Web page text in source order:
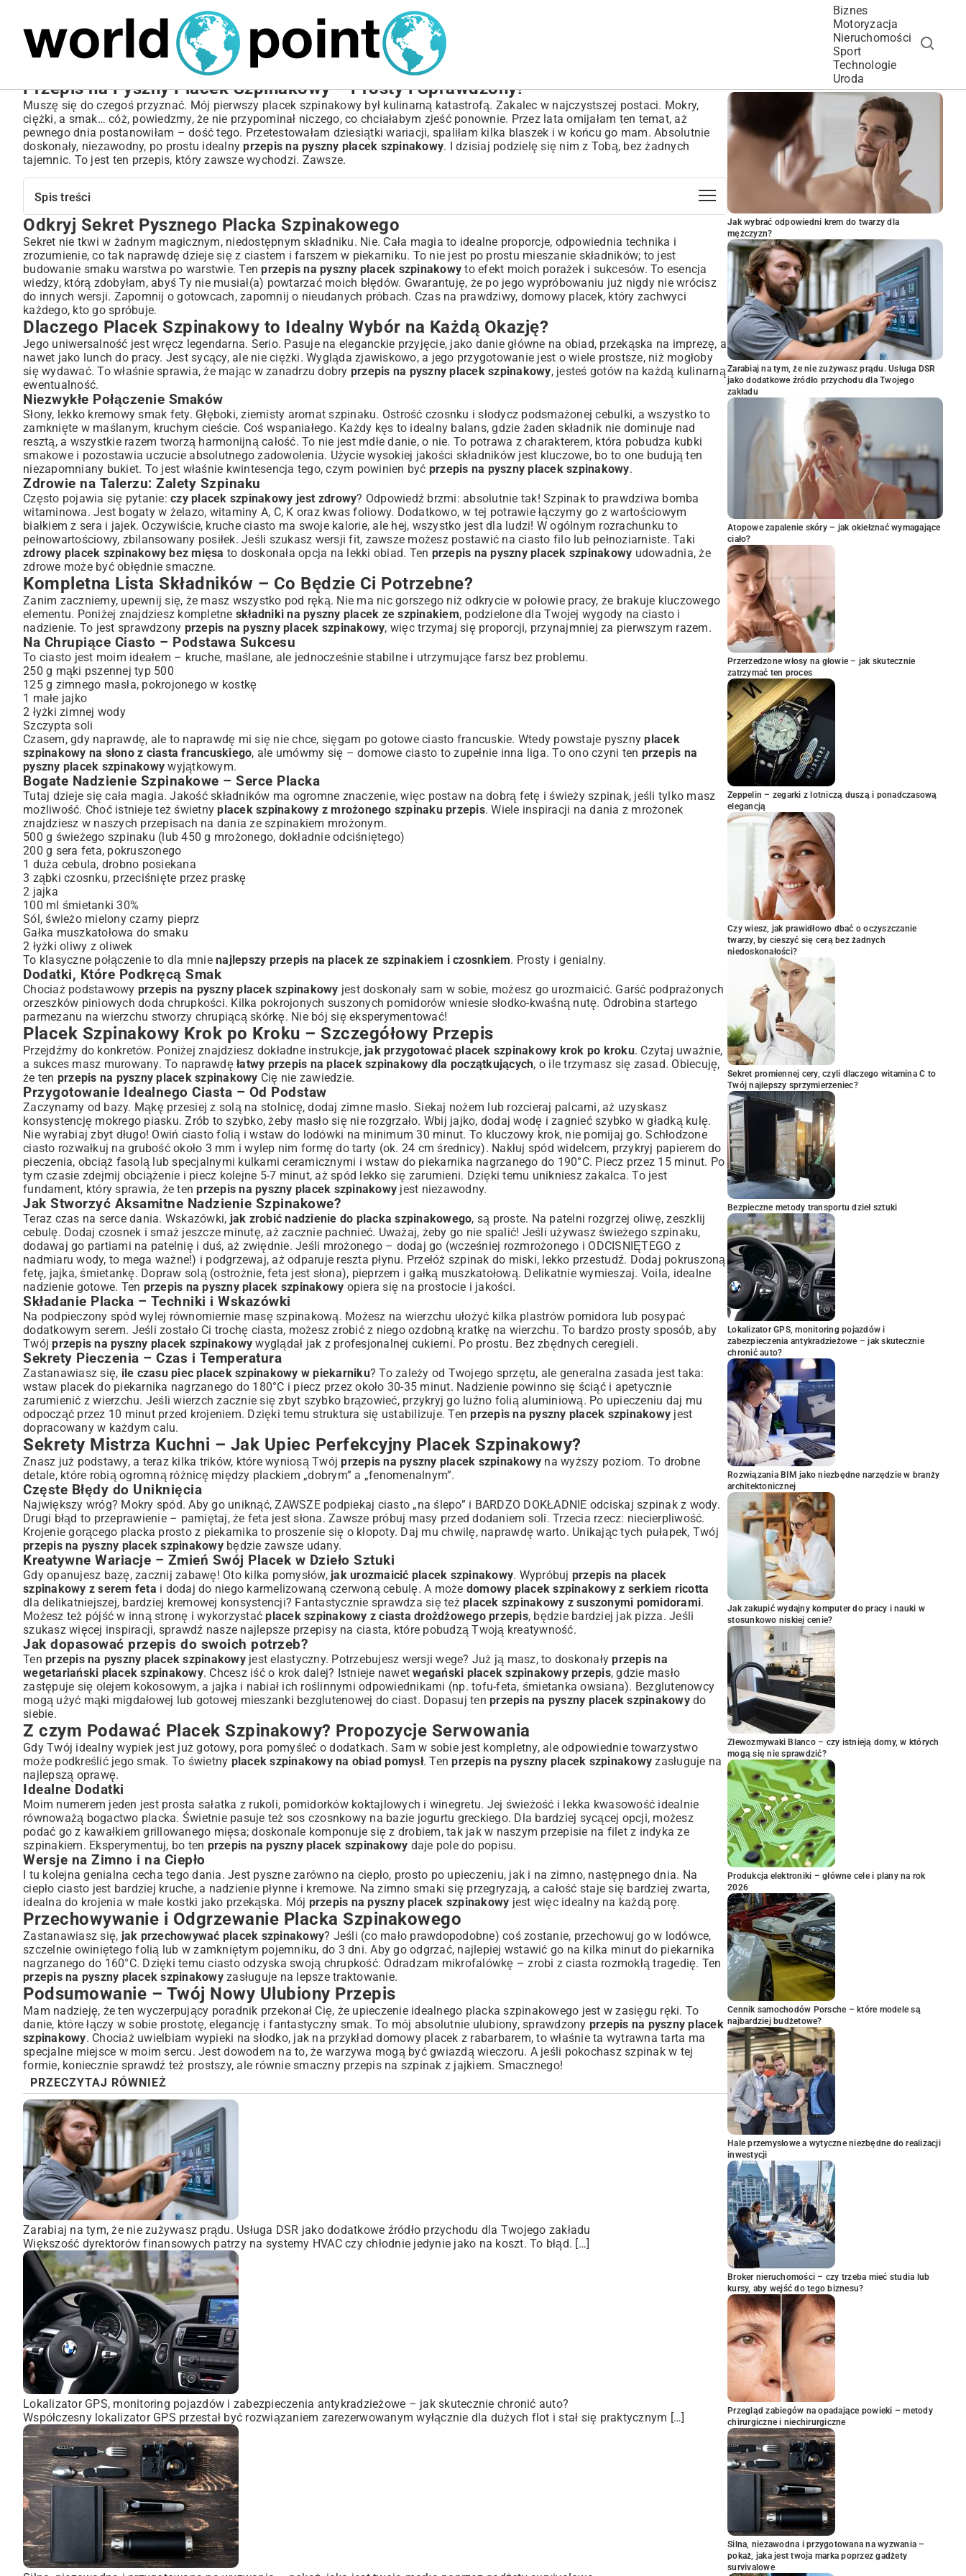
Biznes
Motoryzacja
Nieruchomości
Sport
Technologie
Uroda
Przepis na Pyszny Placek Szpinakowy – Prosty i Sprawdzony!
Muszę się do czegoś przyznać. Mój pierwszy placek szpinakowy był kulinarną katastrofą. Zakalec w najczystszej postaci. Mokry,
ciężki, a smak… cóż, powiedzmy, że nie przypominał niczego, co chciałabym zjeść ponownie. Przez lata omijałam ten temat, aż
pewnego dnia postanowiłam – dość tego. Przetestowałam dziesiątki wariacji, spaliłam kilka blaszek i w końcu go mam. Absolutnie
doskonały, niezawodny, po prostu idealnyprzepis na pyszny placek szpinakowy. I dzisiaj podzielę się nim z Tobą, bez żadnych
tajemnic. To jest ten przepis, który zawsze wychodzi. Zawsze.
Spis treści
Odkryj Sekret Pysznego Placka Szpinakowego
Dlaczego Placek Szpinakowy to Idealny Wybór na Każdą Okazję?
Niezwykłe Połączenie Smaków
Zdrowie na Talerzu: Zalety Szpinaku
Kompletna Lista Składników – Co Będzie Ci Potrzebne?
Na Chrupiące Ciasto – Podstawa Sukcesu
Bogate Nadzienie Szpinakowe – Serce Placka
Dodatki, Które Podkręcą Smak
Placek Szpinakowy Krok po Kroku – Szczegółowy Przepis
Przygotowanie Idealnego Ciasta – Od Podstaw
Jak Stworzyć Aksamitne Nadzienie Szpinakowe?
Składanie Placka – Techniki i Wskazówki
Sekrety Pieczenia – Czas i Temperatura
Sekrety Mistrza Kuchni – Jak Upiec Perfekcyjny Placek Szpinakowy?
Częste Błędy do Uniknięcia
Kreatywne Wariacje – Zmień Swój Placek w Dzieło Sztuki
Jak dopasować przepis do swoich potrzeb?
Z czym Podawać Placek Szpinakowy? Propozycje Serwowania
Idealne Dodatki
Wersje na Zimno i na Ciepło
Przechowywanie i Odgrzewanie Placka Szpinakowego
Podsumowanie – Twój Nowy Ulubiony Przepis
Odkryj Sekret Pysznego Placka Szpinakowego
Sekret nie tkwi w żadnym magicznym, niedostępnym składniku. Nie. Cała magia to idealne proporcje, odpowiednia technika i
zrozumienie, co tak naprawdę dzieje się z ciastem i farszem w piekarniku. To nie jest po prostu mieszanie składników; to jest
budowanie smaku warstwa po warstwie. Tenprzepis na pyszny placek szpinakowy to efekt moich porażek i sukcesów. To esencja
wiedzy, którą zdobyłam, abyś Ty nie musiał(a) powtarzać moich błędów. Gwarantuję, że po jego wypróbowaniu już nigdy nie wrócisz
do innych wersji. Zapomnij o gotowcach, zapomnij o nieudanych próbach. Czas na prawdziwy, domowy placek, który zachwyci
każdego, kto go spróbuje.
Dlaczego Placek Szpinakowy to Idealny Wybór na Każdą Okazję?
Jego uniwersalność jest wręcz legendarna. Serio. Pasuje na eleganckie przyjęcie, jako danie główne na obiad, przekąska na imprezę, a
nawet jako lunch do pracy. Jest sycący, ale nie ciężki. Wygląda zjawiskowo, a jego przygotowanie jest o wiele prostsze, niż mogłoby
się wydawać. To właśnie sprawia, że mając w zanadrzu dobry przepis na pyszny placek szpinakowy, jesteś gotów na każdą kulinarną
ewentualność.
Niezwykłe Połączenie Smaków
Słony, lekko kremowy smak fety. Głęboki, ziemisty aromat szpinaku. Ostrość czosnku i słodycz podsmażonej cebulki, a wszystko to
zamknięte w maślanym, kruchym cieście. Coś wspaniałego. Każdy kęs to idealny balans, gdzie żaden składnik nie dominuje nad
resztą, a wszystkie razem tworzą harmonijną całość. To nie jest mdłe danie, o nie. To potrawa z charakterem, która pobudza kubki
smakowe i pozostawia uczucie absolutnego zadowolenia. Użycie wysokiej jakości składników jest kluczowe, bo to one budują ten
niezapomniany bukiet. To jest właśnie kwintesencja tego, czym powinien być przepis na pyszny placek szpinakowy.
Zdrowie na Talerzu: Zalety Szpinaku
Często pojawia się pytanie: czy placek szpinakowy jest zdrowy? Odpowiedź brzmi: absolutnie tak! Szpinak to prawdziwa bomba
witaminowa. Jest bogaty w żelazo, witaminy A, C, K oraz kwas foliowy. Dodatkowo, w tej potrawie łączymy go z wartościowym
białkiem z sera i jajek. Oczywiście, kruche ciasto ma swoje kalorie, ale hej, wszystko jest dla ludzi! W ogólnym rozrachunku to
pełnowartościowy, zbilansowany posiłek. Jeśli szukasz wersji fit, zawsze możesz postawić na ciasto filo lub pełnoziarniste. Taki
zdrowy placek szpinakowy bez mięsa to doskonała opcja na lekki obiad. Ten przepis na pyszny placek szpinakowy udowadnia, że
zdrowe może być obłędnie smaczne.
Kompletna Lista Składników – Co Będzie Ci Potrzebne?
Zanim zaczniemy, upewnij się, że masz wszystko pod ręką. Nie ma nic gorszego niż odkrycie w połowie pracy, że brakuje kluczowego
elementu. Poniżej znajdziesz kompletne składniki na pyszny placek ze szpinakiem, podzielone dla Twojej wygody na ciasto i
nadzienie. To jest sprawdzony przepis na pyszny placek szpinakowy, więc trzymaj się proporcji, przynajmniej za pierwszym razem.
Na Chrupiące Ciasto – Podstawa Sukcesu
To ciasto jest moim ideałem – kruche, maślane, ale jednocześnie stabilne i utrzymujące farsz bez problemu.
250 g mąki pszennej typ 500
125 g zimnego masła, pokrojonego w kostkę
1 małe jajko
2 łyżki zimnej wody
Szczypta soli
Czasem, gdy naprawdę, ale to naprawdę mi się nie chce, sięgam po gotowe ciasto francuskie. Wtedy powstaje pysznyplacek
szpinakowy na słono z ciasta francuskiego, ale umówmy się – domowe ciasto to zupełnie inna liga. To ono czyni ten przepis na
pyszny placek szpinakowy wyjątkowym.
Bogate Nadzienie Szpinakowe – Serce Placka
Tutaj dzieje się cała magia. Jakość składników ma ogromne znaczenie, więc postaw na dobrą fetę i świeży szpinak, jeśli tylko masz
możliwość. Choć istnieje też świetnyplacek szpinakowy z mrożonego szpinaku przepis. Wiele inspiracji na dania z mrożonek
znajdziesz w naszych przepisach na dania ze szpinakiem mrożonym.
500 g świeżego szpinaku (lub 450 g mrożonego, dokładnie odciśniętego)
200 g sera feta, pokruszonego
1 duża cebula, drobno posiekana
3 ząbki czosnku, przeciśnięte przez praskę
2 jajka
100 ml śmietanki 30%
Sól, świeżo mielony czarny pieprz
Gałka muszkatołowa do smaku
2 łyżki oliwy z oliwek
To klasyczne połączenie to dla mnie najlepszy przepis na placek ze szpinakiem i czosnkiem. Prosty i genialny.
Dodatki, Które Podkręcą Smak
Chociaż podstawowy przepis na pyszny placek szpinakowy jest doskonały sam w sobie, możesz go urozmaicić. Garść podprażonych
orzeszków piniowych doda chrupkości. Kilka pokrojonych suszonych pomidorów wniesie słodko-kwaśną nutę. Odrobina startego
parmezanu na wierzchu stworzy chrupiącą skórkę. Nie bój się eksperymentować!
Placek Szpinakowy Krok po Kroku – Szczegółowy Przepis
Przejdźmy do konkretów. Poniżej znajdziesz dokładne instrukcje, jak przygotować placek szpinakowy krok po kroku. Czytaj uważnie,
a sukces masz murowany. To naprawdę łatwy przepis na placek szpinakowy dla początkujących, o ile trzymasz się zasad. Obiecuję,
że ten przepis na pyszny placek szpinakowy Cię nie zawiedzie.
Przygotowanie Idealnego Ciasta – Od Podstaw
Zaczynamy od bazy. Mąkę przesiej z solą na stolnicę, dodaj zimne masło. Siekaj nożem lub rozcieraj palcami, aż uzyskasz
konsystencję mokrego piasku. Zrób to szybko, żeby masło się nie rozgrzało. Wbij jajko, dodaj wodę i zagnieć szybko w gładką kulę.
Nie wyrabiaj zbyt długo! Owiń ciasto folią i wstaw do lodówki na minimum 30 minut. To kluczowy krok, nie pomijaj go. Schłodzone
ciasto rozwałkuj na grubość około 3 mm i wylep nim formę do tarty (ok. 24 cm średnicy). Nakłuj spód widelcem, przykryj papierem do
pieczenia, obciąż fasolą lub specjalnymi kulkami ceramicznymi i wstaw do piekarnika nagrzanego do 190°C. Piecz przez 15 minut. Po
tym czasie zdejmij obciążenie i piecz kolejne 5-7 minut, aż spód lekko się zarumieni. Dzięki temu unikniesz zakalca. To jest
fundament, który sprawia, że tenprzepis na pyszny placek szpinakowy jest niezawodny.
Jak Stworzyć Aksamitne Nadzienie Szpinakowe?
Teraz czas na serce dania. Wskazówki, jak zrobić nadzienie do placka szpinakowego, są proste. Na patelni rozgrzej oliwę, zeszklij
cebulę. Dodaj czosnek i smaż jeszcze minutę, aż zacznie pachnieć. Uważaj, żeby go nie spalić! Jeśli używasz świeżego szpinaku,
dodawaj go partiami na patelnię i duś, aż zwiędnie. Jeśli mrożonego – dodaj go (wcześniej rozmrożonego i ODCISNIĘTEGO z
nadmiaru wody, to mega ważne!) i podgrzewaj, aż odparuje reszta płynu. Przełóż szpinak do miski, lekko przestudź. Dodaj pokruszoną
fetę, jajka, śmietankę. Dopraw solą (ostrożnie, feta jest słona), pieprzem i gałką muszkatołową. Delikatnie wymieszaj. Voila, idealne
nadzienie gotowe. Ten przepis na pyszny placek szpinakowy opiera się na prostocie i jakości.
Składanie Placka – Techniki i Wskazówki
Na podpieczony spód wylej równomiernie masę szpinakową. Możesz na wierzchu ułożyć kilka plastrów pomidora lub posypać
dodatkowym serem. Jeśli zostało Ci trochę ciasta, możesz zrobić z niego ozdobną kratkę na wierzchu. To bardzo prosty sposób, aby
Twójprzepis na pyszny placek szpinakowy wyglądał jak z profesjonalnej cukierni. Po prostu. Bez zbędnych ceregieli.
Sekrety Pieczenia – Czas i Temperatura
Zastanawiasz się, ile czasu piec placek szpinakowy w piekarniku? To zależy od Twojego sprzętu, ale generalna zasada jest taka:
wstaw placek do piekarnika nagrzanego do 180°C i piecz przez około 30-35 minut. Nadzienie powinno się ściąć i apetycznie
zarumienić z wierzchu. Jeśli wierzch zacznie się zbyt szybko brązowieć, przykryj go luźno folią aluminiową. Po upieczeniu daj mu
odpocząć przez 10 minut przed krojeniem. Dzięki temu struktura się ustabilizuje. Tenprzepis na pyszny placek szpinakowy jest
dopracowany w każdym calu.
Sekrety Mistrza Kuchni – Jak Upiec Perfekcyjny Placek Szpinakowy?
Znasz już podstawy, a teraz kilka trików, które wyniosą Twójprzepis na pyszny placek szpinakowy na wyższy poziom. To drobne
detale, które robią ogromną różnicę między plackiem „dobrym” a „fenomenalnym”.
Częste Błędy do Uniknięcia
Największy wróg? Mokry spód. Aby go uniknąć, ZAWSZE podpiekaj ciasto „na ślepo” i BARDZO DOKŁADNIE odciskaj szpinak z wody.
Drugi błąd to przeprawienie – pamiętaj, że feta jest słona. Zawsze próbuj masy przed dodaniem soli. Trzecia rzecz: niecierpliwość.
Krojenie gorącego placka prosto z piekarnika to proszenie się o kłopoty. Daj mu chwilę, naprawdę warto. Unikając tych pułapek, Twój
przepis na pyszny placek szpinakowybędzie zawsze udany.
Kreatywne Wariacje – Zmień Swój Placek w Dzieło Sztuki
Gdy opanujesz bazę, zacznij zabawę! Oto kilka pomysłów, jak urozmaicić placek szpinakowy. Wypróbuj przepis na placek
szpinakowy z serem feta i dodaj do niego karmelizowaną czerwoną cebulę. A może domowy placek szpinakowy z serkiem ricotta
dla delikatniejszej, bardziej kremowej konsystencji? Fantastycznie sprawdza się też placek szpinakowy z suszonymi pomidorami.
Możesz też pójść w inną stronę i wykorzystaćplacek szpinakowy z ciasta drożdżowego przepis, będzie bardziej jak pizza. Jeśli
szukasz więcej inspiracji, sprawdź nasze najlepsze przepisy na ciasta, które pobudzą Twoją kreatywność.
Jak dopasować przepis do swoich potrzeb?
Ten przepis na pyszny placek szpinakowyjest elastyczny. Potrzebujesz wersji wege? Już ją masz, to doskonałyprzepis na
wegetariański placek szpinakowy. Chcesz iść o krok dalej? Istnieje nawetwegański placek szpinakowy przepis, gdzie masło
zastępuje się olejem kokosowym, a jajka i nabiał ich roślinnymi odpowiednikami (np. tofu-feta, śmietanka owsiana). Bezglutenowcy
mogą użyć mąki migdałowej lub gotowej mieszanki bezglutenowej do ciast. Dopasuj ten przepis na pyszny placek szpinakowydo
siebie.
Z czym Podawać Placek Szpinakowy? Propozycje Serwowania
Gdy Twój idealny wypiek jest już gotowy, pora pomyśleć o dodatkach. Sam w sobie jest kompletny, ale odpowiednie towarzystwo
może podkreślić jego smak. To świetny placek szpinakowy na obiad pomysł. Tenprzepis na pyszny placek szpinakowy zasługuje na
najlepszą oprawę.
Idealne Dodatki
Moim numerem jeden jest prosta sałatka z rukoli, pomidorków koktajlowych i winegretu. Jej świeżość i lekka kwasowość idealnie
równoważą bogactwo placka. Świetnie pasuje też sos czosnkowy na bazie jogurtu greckiego. Dla bardziej sycącej opcji, możesz
podać go z kawałkiem grillowanego mięsa; doskonale komponuje się z drobiem, tak jak w naszym przepisie na filet z indyka ze
szpinakiem. Eksperymentuj, bo ten przepis na pyszny placek szpinakowy daje pole do popisu.
Wersje na Zimno i na Ciepło
I tu kolejna genialna cecha tego dania. Jest pyszne zarówno na ciepło, prosto po upieczeniu, jak i na zimno, następnego dnia. Na
ciepło ciasto jest bardziej kruche, a nadzienie płynne i kremowe. Na zimno smaki się przegryzają, a całość staje się bardziej zwarta,
idealna do krojenia w małe kostki jako przekąska. Mój przepis na pyszny placek szpinakowy jest więc idealny na każdą porę.
Przechowywanie i Odgrzewanie Placka Szpinakowego
Zastanawiasz się, jak przechowywać placek szpinakowy? Jeśli (co mało prawdopodobne) coś zostanie, przechowuj go w lodówce,
szczelnie owiniętego folią lub w zamkniętym pojemniku, do 3 dni. Aby go odgrzać, najlepiej wstawić go na kilka minut do piekarnika
nagrzanego do 160°C. Dzięki temu ciasto odzyska swoją chrupkość. Odradzam mikrofalówkę – zrobi z ciasta rozmokłą tragedię. Ten
przepis na pyszny placek szpinakowyzasługuje na lepsze traktowanie.
Podsumowanie – Twój Nowy Ulubiony Przepis
Mam nadzieję, że ten wyczerpujący poradnik przekonał Cię, że upieczenie idealnego placka szpinakowego jest w zasięgu ręki. To
danie, które łączy w sobie prostotę, elegancję i fantastyczny smak. To mój absolutnie ulubiony, sprawdzony przepis na pyszny placek
szpinakowy. Chociaż uwielbiam wypieki na słodko, jak na przykładdomowy placek z rabarbarem, to właśnie ta wytrawna tarta ma
specjalne miejsce w moim sercu. Jest dowodem na to, że warzywa mogą być gwiazdą wieczoru. A jeśli pokochasz szpinak w tej
formie, koniecznie sprawdź też prostszy, ale równie smaczny przepis na szpinak z jajkiem. Smacznego!
PRZECZYTAJ RÓWNIEŻ
Zarabiaj na tym, że nie zużywasz prądu. Usługa DSR jako dodatkowe źródło przychodu dla Twojego zakładu
Większość dyrektorów finansowych patrzy na systemy HVAC czy chłodnie jedynie jako na koszt. To błąd. […]
Lokalizator GPS, monitoring pojazdów i zabezpieczenia antykradzieżowe – jak skutecznie chronić auto?
Współczesny lokalizator GPS przestał być rozwiązaniem zarezerwowanym wyłącznie dla dużych flot i stał się praktycznym […]
POPULARNE ARTYKUŁY
Jak wybrać odpowiedni krem do twarzy dla
mężczyzn?
Zarabiaj na tym, że nie zużywasz prądu. Usługa DSR
jako dodatkowe źródło przychodu dla Twojego
zakładu
Atopowe zapalenie skóry – jak okiełznać wymagające
ciało?
Przerzedzone włosy na głowie – jak skutecznie
zatrzymać ten proces
Zeppelin – zegarki z lotniczą duszą i ponadczasową
elegancją
Czy wiesz, jak prawidłowo dbać o oczyszczanie
twarzy, by cieszyć się cerą bez żadnych
niedoskonałości?
Sekret promiennej cery, czyli dlaczego witamina C to
Twój najlepszy sprzymierzeniec?
Bezpieczne metody transportu dzieł sztuki
Lokalizator GPS, monitoring pojazdów i
zabezpieczenia antykradzieżowe – jak skutecznie
chronić auto?
Rozwiązania BIM jako niezbędne narzędzie w branży
architektonicznej
Jak zakupić wydajny komputer do pracy i nauki w
stosunkowo niskiej cenie?
Zlewozmywaki Blanco – czy istnieją domy, w których
mogą się nie sprawdzić?
Produkcja elektroniki – główne cele i plany na rok
2026
Cennik samochodów Porsche – które modele są
najbardziej budżetowe?
Hale przemysłowe a wytyczne niezbędne do realizacji
inwestycji
Broker nieruchomości – czy trzeba mieć studia lub
kursy, aby wejść do tego biznesu?
Przegląd zabiegów na opadające powieki – metody
chirurgiczne i niechirurgiczne
Silna, niezawodna i przygotowana na wyzwania –
pokaż, jaka jest twoja marka poprzez gadżety
survivalowe